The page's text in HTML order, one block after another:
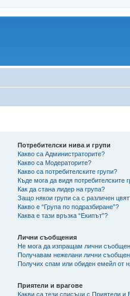
Потребителски нива и групи
Какво са Администраторите?
Какво са Модераторите?
Какво са потребителските групи?
Къде мога да видя потребителските
Как да стана лидер на група?
Защо някои групи са с различен
Какво е “Група по подразбиране”?
Каква е тази връзка “Екипът”?
Лични съобщения
Не мога да изпращам лични
Получавам нежелани лични
Получих спам или обиден емейл от
Приятели и врагове
Какви са тези списъци с Приятели и